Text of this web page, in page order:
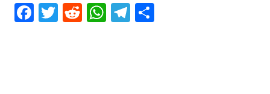
Facebook
Twitter
RedditWhatsApp
Telegram